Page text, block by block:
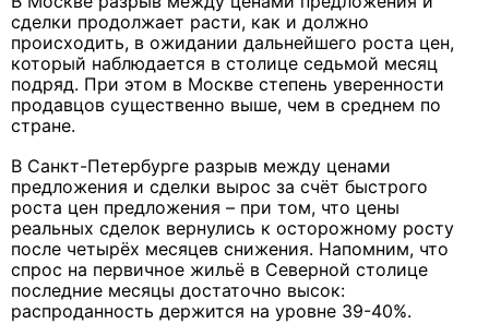
сделки продолжает расти, как и должно
происходить, в ожидании дальнейшего роста цен,
который наблюдается в столице седьмой месяц
подряд. При этом в Москве степень уверенности
продавцов существенно выше, чем в среднем по
стране.
В Санкт-Петербурге разрыв между ценами
предложения и сделки вырос за счёт быстрого
роста цен предложения – при том, что цены
реальных сделок вернулись к осторожному росту
после четырёх месяцев снижения. Напомним, что
спрос на первичное жильё в Северной столице
последние месяцы достаточно высок:
распроданность держится на уровне 39-40%.